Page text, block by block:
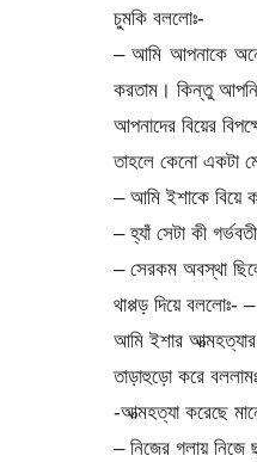
চুমকি বললোঃ-
– আমি আপনাকে
করতাম। কিন্তু
আপনাদের বিয়ের
তাহলে কেনো একটা
– আমি ইশাকে বিয়ে
– হ্যাঁ সেটা কী
– সেরকম অবস্থা
থাপ্পড় দিয়ে
আমি ইশার
তাড়াহুড়ো করে
-আত্মহত্যা করেছে
– নিজের গলায় নিজে